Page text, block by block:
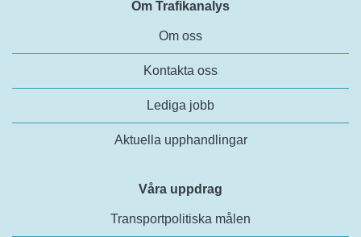
Om Trafikanalys
Om oss
Kontakta oss
Lediga jobb
Aktuella upphandlingar
Våra uppdrag
Transportpolitiska målen